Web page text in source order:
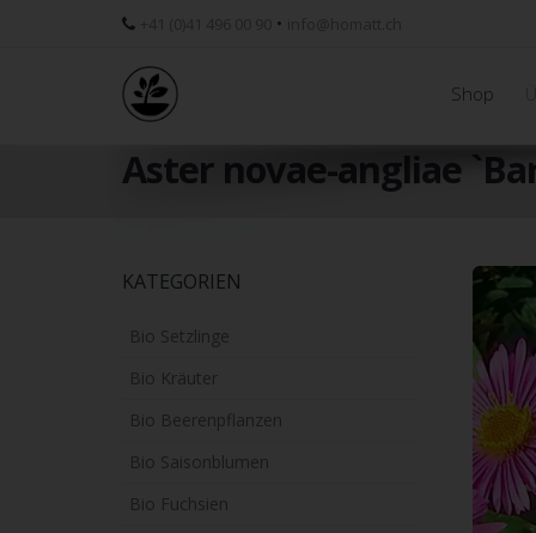
•
Shop
Aster novae-angliae
KATEGORIEN
Bio Setzlinge
Bio Kräuter
Bio Beerenpflanzen
Bio Saisonblumen
Bio Fuchsien